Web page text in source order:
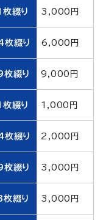
綴り 3,000円
枚綴り 6,000円
綴り 9,000円
綴り 1,000円
枚綴り 2,000円
綴り 3,000円
枚綴り 3,000円